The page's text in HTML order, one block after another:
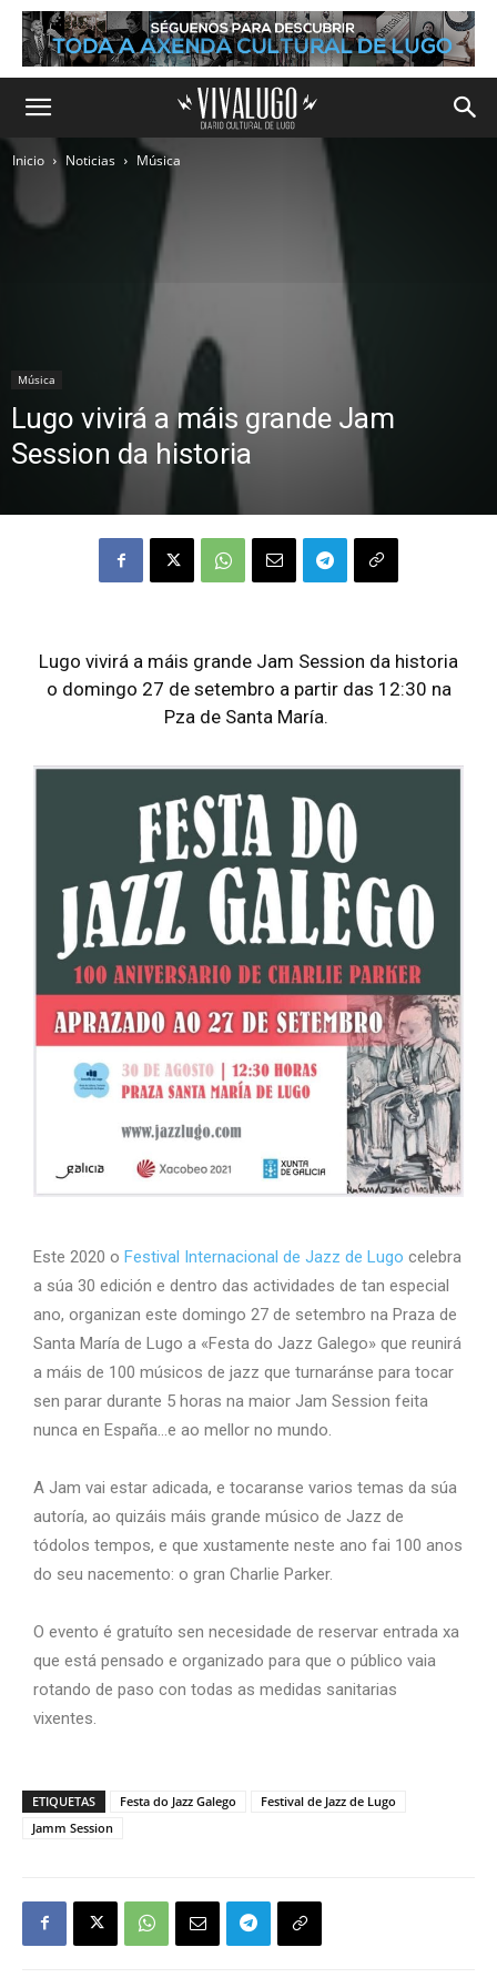
Inicio Noticias Música
Música
Lugo vivirá a máis grande Jam
Session da historia
Lugo vivirá a máis grande Jam Session da historia
o domingo 27 de setembro a partir das 12:30 na
Pza de Santa María.
Este 2020 o Festival Internacional de Jazz de Lugo celebra
a súa 30 edición e dentro das actividades de tan especial
ano, organizan este domingo 27 de setembro na Praza de
Santa María de Lugo a «Festa do Jazz Galego» que reunirá
a máis de 100 músicos de jazz que turnaránse para tocar
sen parar durante 5 horas na maior Jam Session feita
nunca en España…e ao mellor no mundo.
A Jam vai estar adicada, e tocaranse varios temas da súa
autoría, ao quizáis máis grande músico de Jazz de
tódolos tempos, e que xustamente neste ano fai 100 anos
do seu nacemento: o gran Charlie Parker.
O evento é gratuíto sen necesidade de reservar entrada xa
que está pensado e organizado para que o público vaia
rotando de paso con todas as medidas sanitarias
vixentes.
ETIQUETAS Festa do Jazz Galego
Festival de Jazz de Lugo
Jamm Session